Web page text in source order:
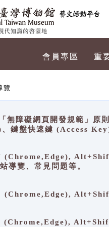
會員專區 重
覽
無障礙網頁開發規範」原
鍵盤快速鍵 (Access Key)
導覽、常見問題等。